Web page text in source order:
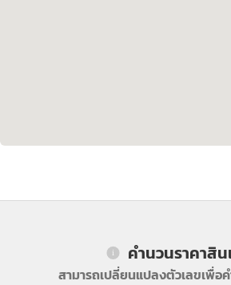
คำนวนราคาสิน
สามารถเปลี่ยนแปลงตัวเลขเพื่อ